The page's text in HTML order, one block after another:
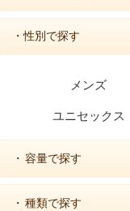
・性別で探す
メンズ
ユニセックス
・ 容量で探す
・ 種類で探す